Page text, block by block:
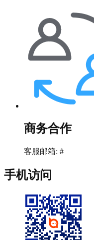
商务合作
客服邮箱: #
手机访问